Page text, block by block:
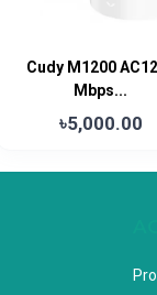
Cudy M1200
Mbps...
৳5,000.00